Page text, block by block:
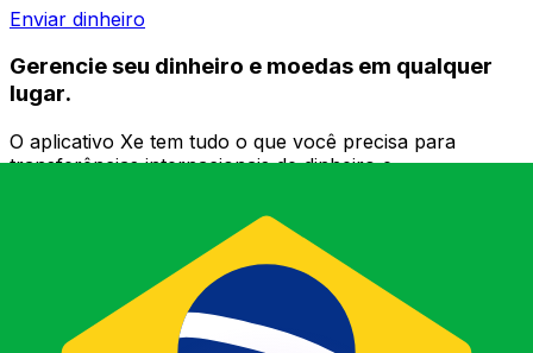
Enviar dinheiro
Gerencie seu dinheiro e moedas em qualquer
lugar.
O aplicativo Xe tem tudo o que você precisa para
transferências internacionais de dinheiro e
alertas de taxas de câmbio e transfira dinheiro para o
exterior sem taxas ocultas. Baixe hoje mesmo!